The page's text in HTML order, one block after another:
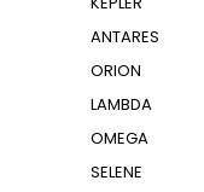
ANTARES
ORION
LAMBDA
OMEGA
SELENE